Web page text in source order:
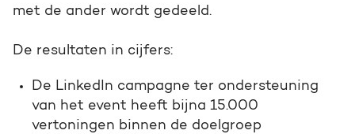
met de ander wordt gedeeld.
De resultaten in cijfers:
De LinkedIn campagne ter ondersteuning
van het event heeft bijna 15.000
vertoningen binnen de doelgroep